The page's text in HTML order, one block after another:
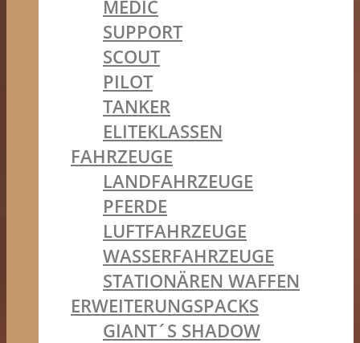
MEDIC
SUPPORT
SCOUT
PILOT
TANKER
ELITEKLASSEN
FAHRZEUGE
LANDFAHRZEUGE
PFERDE
LUFTFAHRZEUGE
WASSERFAHRZEUGE
STATIONÄREN WAFFEN
ERWEITERUNGSPACKS
GIANT´S SHADOW